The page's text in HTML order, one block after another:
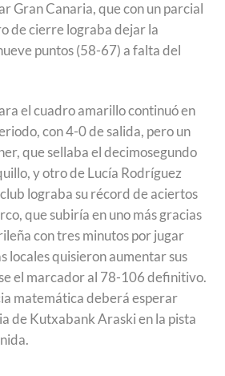
Gran Canaria, que con un parcial
de cierre lograba dejar la
puntos (58-67) a falta del
el cuadro amarillo continuó en
con 4-0 de salida, pero un
que sellaba el decimosegundo
y otro de Lucía Rodríguez
lograba su récord de aciertos
que subiría en uno más gracias
con tres minutos por jugar
locales quisieron aumentar sus
el marcador al 78-106 definitivo.
matemática deberá esperar
de Kutxabank Araski en la pista